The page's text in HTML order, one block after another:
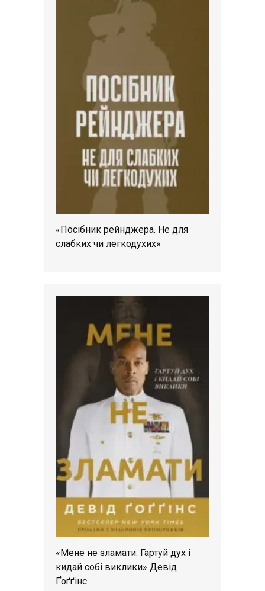
«Посібник рейнджера. Не для
слабких чи легкодухих»
«Мене не зламати. Гартуй дух і
кидай собі виклики» Девід
Ґоґґінс